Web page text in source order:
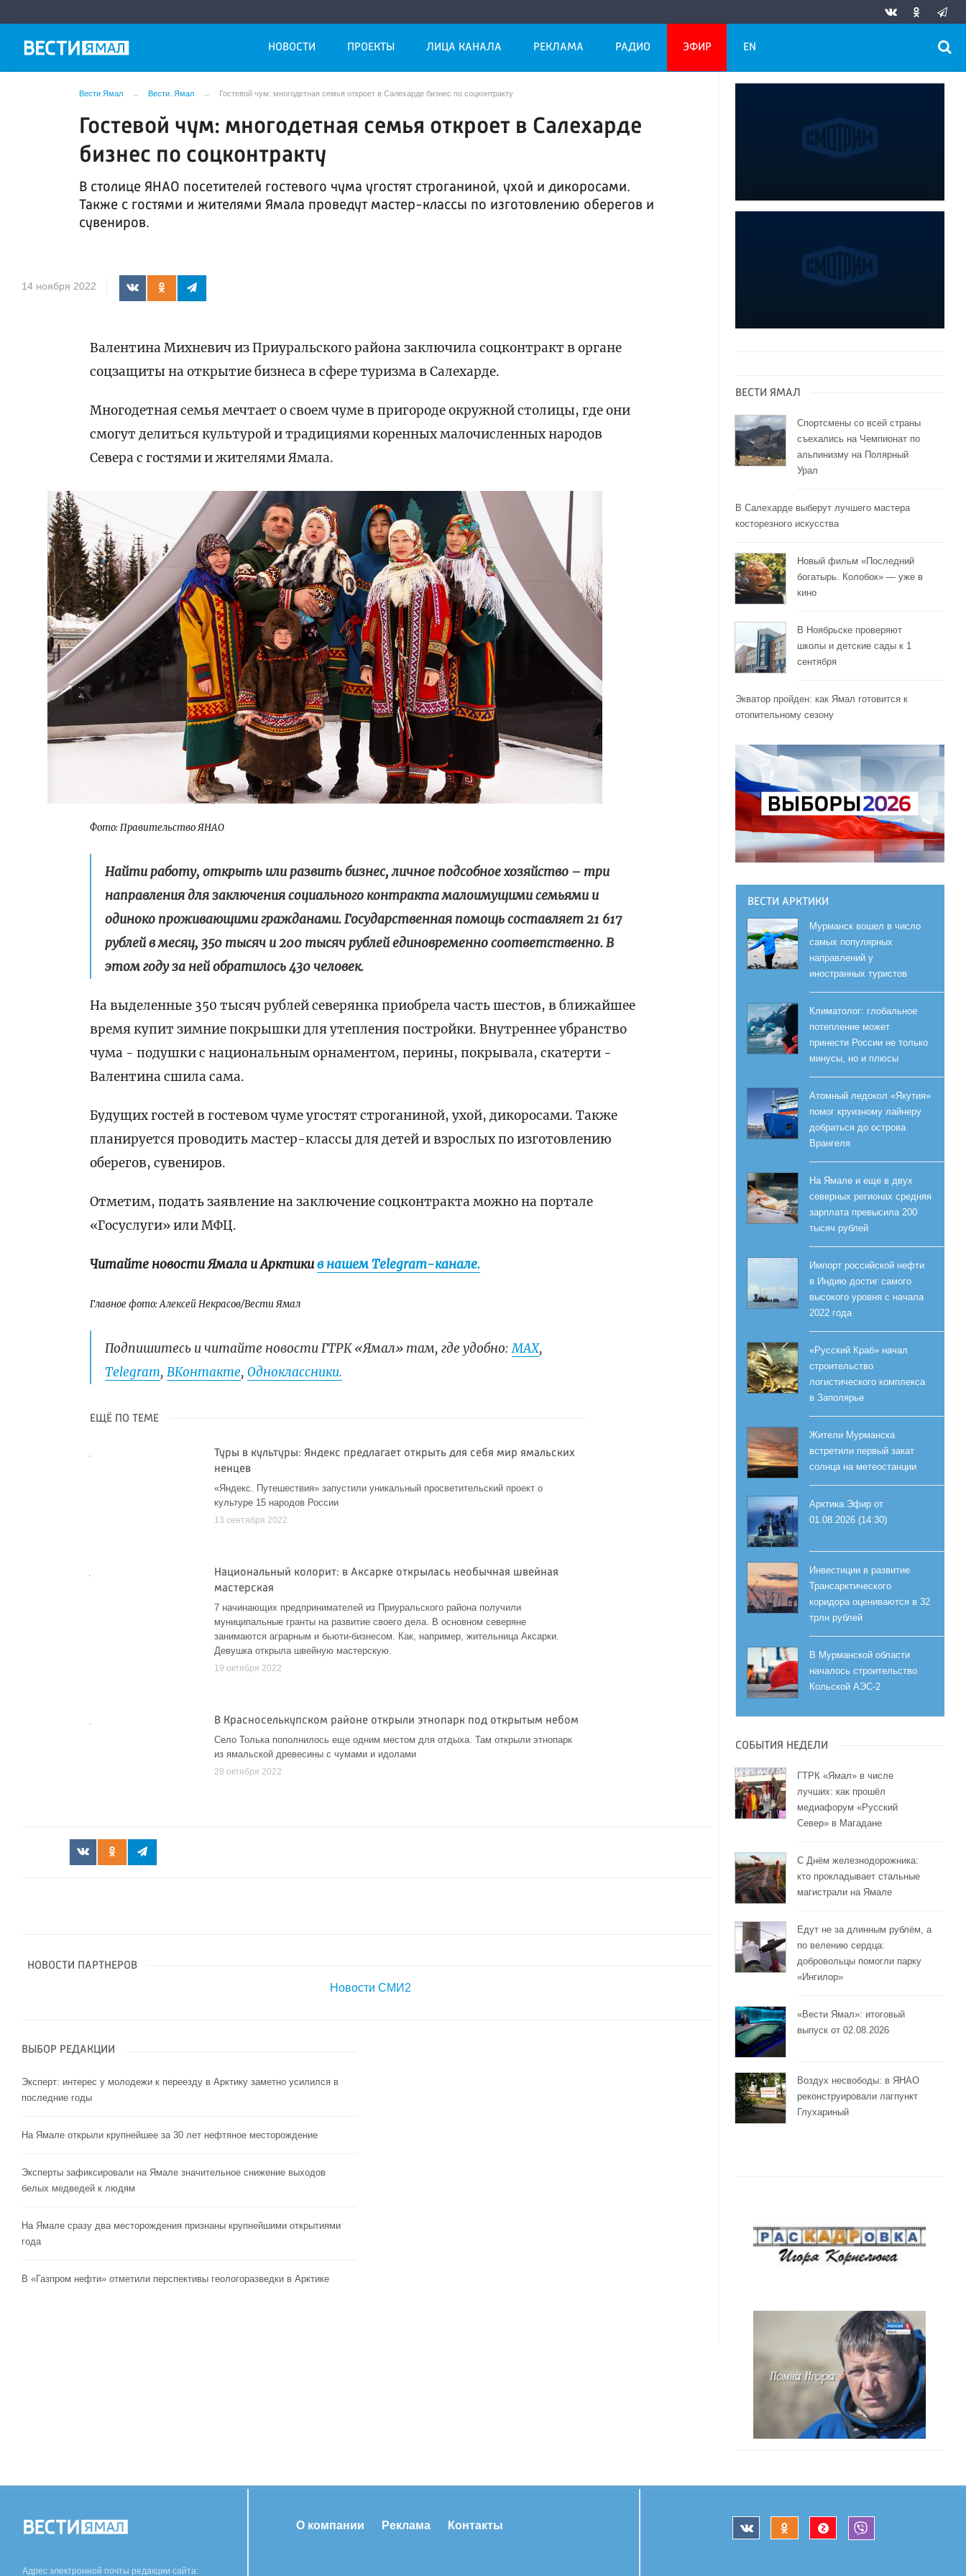
НОВОСТИ ПРОЕКТЫ ЛИЦА КАНАЛА РЕКЛАМА РАДИО ЭФИР EN
Вести Ямал Вести. Ямал Гостевой чум: многодетная семья откроет в Салехарде бизнес по соцконтракту
Гостевой чум: многодетная семья откроет в Салехарде
бизнес по соцконтракту
В столице ЯНАО посетителей гостевого чума угостят строганиной, ухой и дикоросами.
Также с гостями и жителями Ямала проведут мастер-классы по изготовлению оберегов и
сувениров.
14 ноября 2022
Валентина Михневич из Приуральского района заключила соцконтракт в органе
соцзащиты на открытие бизнеса в сфере туризма в Салехарде.
Многодетная семья мечтает о своем чуме в пригороде окружной столицы, где они
смогут делиться культурой и традициями коренных малочисленных народов
Севера с гостями и жителями Ямала.
Фото: Правительство ЯНАО
Найти работу, открыть или развить бизнес, личное подсобное хозяйство – три
направления для заключения социального контракта малоимущими семьями и
одиноко проживающими гражданами. Государственная помощь составляет 21 617
рублей в месяц, 350 тысяч и 200 тысяч рублей единовременно соответственно. В
этом году за ней обратилось 430 человек.
На выделенные 350 тысяч рублей северянка приобрела часть шестов, в ближайшее
время купит зимние покрышки для утепления постройки. Внутреннее убранство
чума - подушки с национальным орнаментом, перины, покрывала, скатерти -
Валентина сшила сама.
Будущих гостей в гостевом чуме угостят строганиной, ухой, дикоросами. Также
планируется проводить мастер-классы для детей и взрослых по изготовлению
оберегов, сувениров.
Отметим, подать заявление на заключение соцконтракта можно на портале
«Госуслуги» или МФЦ.
Читайте новости Ямала и Арктикив нашем Telegram-канале.
Главное фото: Алексей Некрасов/Вести Ямал
Подпишитесь и читайте новости ГТРК «Ямал» там, где удобно:МАХ,
Telegram,ВКонтакте,Одноклассники.
ЕЩЁ ПО ТЕМЕ
Туры в культуры: Яндекс предлагает открыть для себя мир ямальских
ненцев
«Яндекс. Путешествия» запустили уникальный просветительский проект о
культуре 15 народов России
13 сентября 2022
Национальный колорит: в Аксарке открылась необычная швейная
мастерская
7 начинающих предпринимателей из Приуральского района получили
муниципальные гранты на развитие своего дела. В основном северяне
занимаются аграрным и бьюти-бизнесом. Как, например, жительница Аксарки.
Девушка открыла швейную мастерскую.
19 октября 2022
В Красноселькупском районе открыли этнопарк под открытым небом
Село Толька пополнилось еще одним местом для отдыха. Там открыли этнопарк
из ямальской древесины с чумами и идолами
28 октября 2022
НОВОСТИ ПАРТНЕРОВ
Новости СМИ2
ВЫБОР РЕДАКЦИИ
Эксперт: интерес у молодежи к переезду в Арктику заметно усилился в
последние годы
На Ямале открыли крупнейшее за 30 лет нефтяное месторождение
Эксперты зафиксировали на Ямале значительное снижение выходов
белых медведей к людям
На Ямале сразу два месторождения признаны крупнейшими открытиями
года
В «Газпром нефти» отметили перспективы геологоразведки в Арктике
ВЕСТИ ЯМАЛ
Спортсмены со всей страны
съехались на Чемпионат по
альпинизму на Полярный
Урал
В Салехарде выберут лучшего мастера
косторезного искусства
Новый фильм «Последний
богатырь. Колобок» — уже в
кино
В Ноябрьске проверяют
школы и детские сады к 1
сентября
Экватор пройден: как Ямал готовится к
отопительному сезону
ВЕСТИ АРКТИКИ
Мурманск вошел в число
самых популярных
направлений у
иностранных туристов
Климатолог: глобальное
потепление может
принести России не только
минусы, но и плюсы
Атомный ледокол «Якутия»
помог круизному лайнеру
добраться до острова
Врангеля
На Ямале и еще в двух
северных регионах средняя
зарплата превысила 200
тысяч рублей
Импорт российской нефти
в Индию достиг самого
высокого уровня с начала
2022 года
«Русский Краб» начал
строительство
логистического комплекса
в Заполярье
Жители Мурманска
встретили первый закат
солнца на метеостанции
Арктика Эфир от
01.08.2026 (14:30)
Инвестиции в развитие
Трансарктического
коридора оцениваются в 32
трлн рублей
В Мурманской области
началось строительство
Кольской АЭС-2
СОБЫТИЯ НЕДЕЛИ
ГТРК «Ямал» в числе
лучших: как прошёл
медиафорум «Русский
Север» в Магадане
С Днём железнодорожника:
кто прокладывает стальные
магистрали на Ямале
Едут не за длинным рублём, а
по велению сердца:
добровольцы помогли парку
«Ингилор»
«Вести Ямал»: итоговый
выпуск от 02.08.2026
Воздух несвободы: в ЯНАО
реконструировали лагпункт
Глухариный
Адрес электронной почты редакции сайта:
О компании Реклама Контакты